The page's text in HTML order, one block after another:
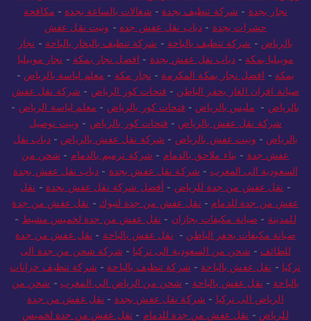
ورش مبيدات بجدة -دباب نقل اغراض بجدة-تنظيف كنب بالبخار بجدة
نجار بجدة -شركة تنظيف بجدة -شغالات بالساعة بجدة-مكافحة
حشرات بجدة- دباب نقل عفش جده-ونيت نقل عفش
بالرياض-شركة تنظيف بالباحة-شركة تنظيف بالبخار بالباحة -نجار
موبيليا بمكة -دباب نقل عفش بجدة-افضل نجار بمكة- نجار موبيليا
بمكة -افضل نجار بمكة المكرمة-نجار مكة-معلم لياسة بالرياض-
صيانة افران الغاز بحفر الباطن-فتحات كور الرياض- شركة نقل عفش
بالرياض- مليس بالرياض -فتحات كور بالرياض -معلم لياسة الرياض
شركة نقل عفش بالرياض
- فتحات كور بالرياض- ونيت توصيل
بالرياض
-ونيت عفش بالرياض- شركة نقل عفش بالرياض -دباب نقل
عفش جدة
-بناء ملاحق بالدمام-شركة ترميم بالدمام-
شحن من
السعودية الى المغرب-شركة نقل عفش بجدة-دباب نقل عفش بجدة
-نقل عفش من جدة للرياض- أفضل شركة نقل عفش بجدة -نقل
عفش من جدة للدمام- نقل عفش من جدة لتبوك-نقل عفش من جدة
للمدينة-صيانة مكيفات بجازان- نقل عفش من جدة لخميس مشيط-
صيانة مكيفات بحفر الباطن-نقل عفش بالباحة-نقل عفش من جدة
للطائف -شحن من السعودية الى تركيا -شركة شحن من جدة الى
تركيا- نقل عفش بالباحة- شركة تنظيف بالباحة-
شركة تنظيف خزانات
بالباحة -نقل عفش بالباحة -شحن من الرياض الي المغرب -شحن من
الرياض الى تركيا- شركة نقل عفش بجدة -نقل عفش من جدة